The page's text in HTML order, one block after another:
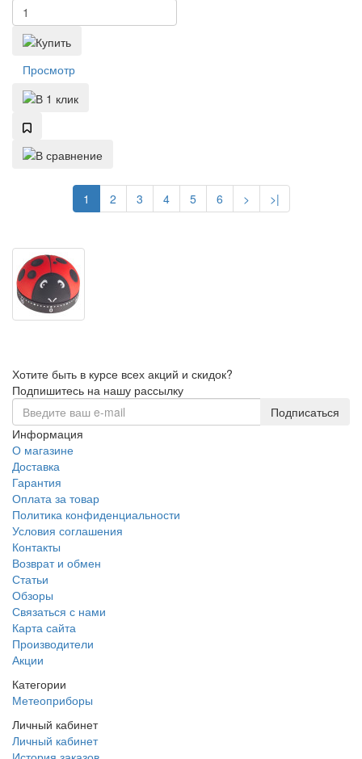
Просмотр
1 2 3 4 5 6 > >|
Хотите быть в курсе всех акций и скидок?
Подпишитесь на нашу рассылку
Подписаться
Информация
О магазине
Доставка
Гарантия
Оплата за товар
Политика конфиденциальности
Условия соглашения
Контакты
Возврат и обмен
Статьи
Обзоры
Связаться с нами
Карта сайта
Производители
Акции
Категории
Метеоприборы
Личный кабинет
Личный кабинет